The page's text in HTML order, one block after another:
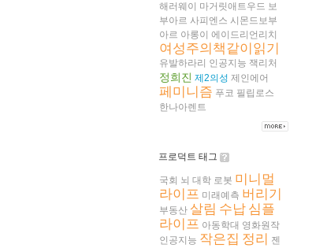
해러웨이
마거릿애트우드 보
부아르 사피엔스 시몬드보부
아르 아롱이 에이드리언리치
여성주의책같이읽기
유발하라리 인공지능 잭리처
정희진 제2의성 제인에어
페미니즘 푸코 필립로스
한나아렌트
프로덕트 태그
국회 뇌 대학 로봇 미니멀
라이프 미래예측 버리기
부동산 살림 수납 심플
라이프 아동학대 영화원작
인공지능 작은집 정리
젠